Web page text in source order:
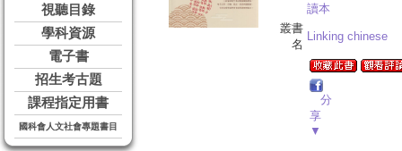
視聽目錄
學科資源
電子書
招生考古題
課程指定用書
國科會人文社會專題書目
讀本
叢書
名
Linking chinese
分
享
▼